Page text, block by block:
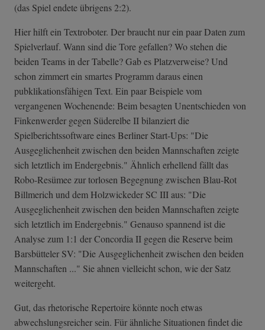
(das Spiel endete übrigens 2:2).
Hier hilft ein Textroboter. Der braucht nur ein paar Daten zum
Spielverlauf. Wann sind die Tore gefallen? Wo stehen die
beiden Teams in der Tabelle? Gab es Platzverweise? Und
schon zimmert ein smartes Programm daraus einen
pubklikationsfähigen Text. Ein paar Beispiele vom
vergangenen Wochenende: Beim besagten Unentschieden von
Finkenwerder gegen Süderelbe II bilanziert die
Spielberichtssoftware eines Berliner Start-Ups: "Die
Ausgeglichenheit zwischen den beiden Mannschaften zeigte
sich letztlich im Endergebnis." Ähnlich erhellend fällt das
Robo-Resümee zur torlosen Begegnung zwischen Blau-Rot
Billmerich und dem Holzwickeder SC III aus: "Die
Ausgeglichenheit zwischen den beiden Mannschaften zeigte
sich letztlich im Endergebnis." Genauso spannend ist die
Analyse zum 1:1 der Concordia II gegen die Reserve beim
Barsbütteler SV: "Die Ausgeglichenheit zwischen den beiden
Mannschaften ..." Sie ahnen vielleicht schon, wie der Satz
weitergeht.
Gut, das rhetorische Repertoire könnte noch etwas
abwechslungsreicher sein. Für ähnliche Situationen findet die